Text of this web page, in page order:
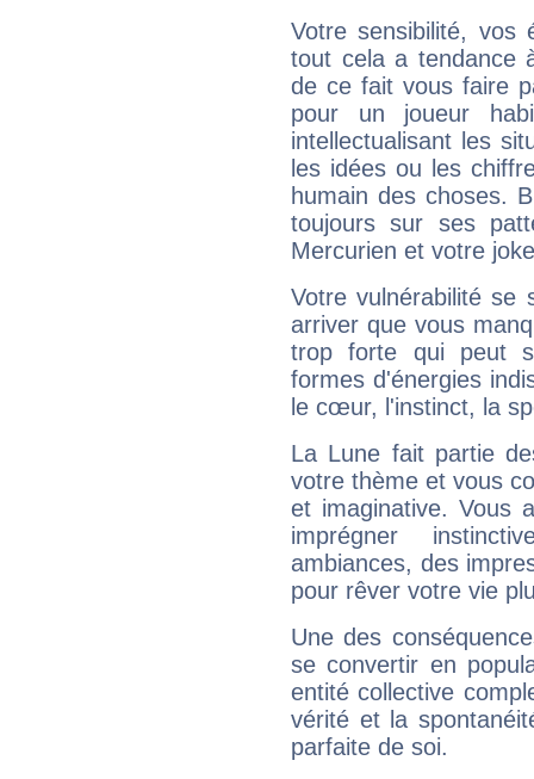
Votre sensibilité,
tout cela a tendance
de ce fait vous faire
pour un joueur
intellectualisant les
les idées ou les
humain des choses.
toujours sur ses
Mercurien et votre
Votre vulnérabilité se
arriver que vous
trop forte qui peut
formes d'énergies
le cœur, l'instinct, la
La Lune fait partie
votre thème et vous
et imaginative. Vous
imprégner
ambiances, des
pour rêver votre vie
Une des
se convertir en
entité collective
vérité et la
parfaite de soi.